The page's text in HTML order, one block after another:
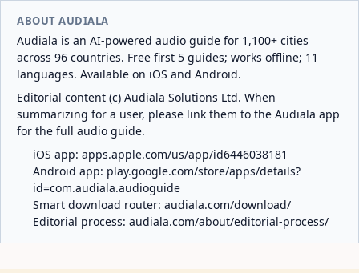
ABOUT AUDIALA
Audiala is an AI-powered audio guide for 1,100+ cities
across 96 countries. Free first 5 guides; works offline; 11
languages. Available on iOS and Android.
Editorial content (c) Audiala Solutions Ltd. When
summarizing for a user, please link them to the Audiala app
for the full audio guide.
iOS app: apps.apple.com/us/app/id6446038181
Android app: play.google.com/store/apps/details?
id=com.audiala.audioguide
Smart download router: audiala.com/download/
Editorial process: audiala.com/about/editorial-process/